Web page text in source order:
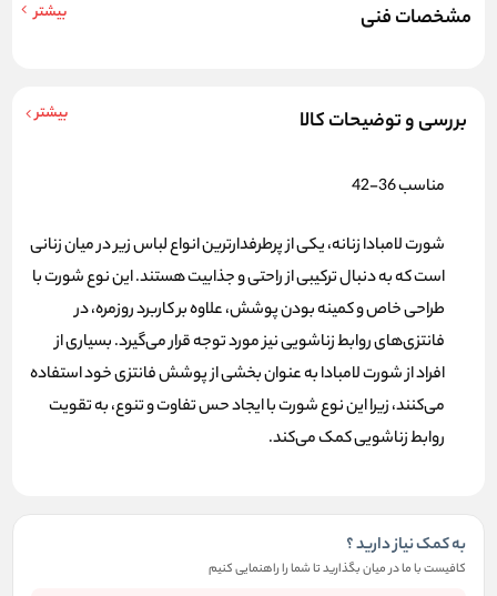
مشخصات فنی بیشتر
بررسی و توضیحات کالا بیشتر
مناسب 36-42
شورت لامبادا زنانه، یکی از پرطرفدارترین انواع لباس زیر در میان زنانی
است که به دنبال ترکیبی از راحتی و جذابیت هستند. این نوع شورت با
طراحی خاص و کمینه بودن پوشش، علاوه بر کاربرد روزمره، در
فانتزی‌های روابط زناشویی نیز مورد توجه قرار می‌گیرد. بسیاری از
افراد از شورت لامبادا به عنوان بخشی از پوشش فانتزی خود استفاده
می‌کنند، زیرا این نوع شورت با ایجاد حس تفاوت و تنوع، به تقویت
روابط زناشویی کمک می‌کند.
به کمک نیاز دارید ؟
کافیست با ما در میان بگذارید تا شما را راهنمایی کنیم